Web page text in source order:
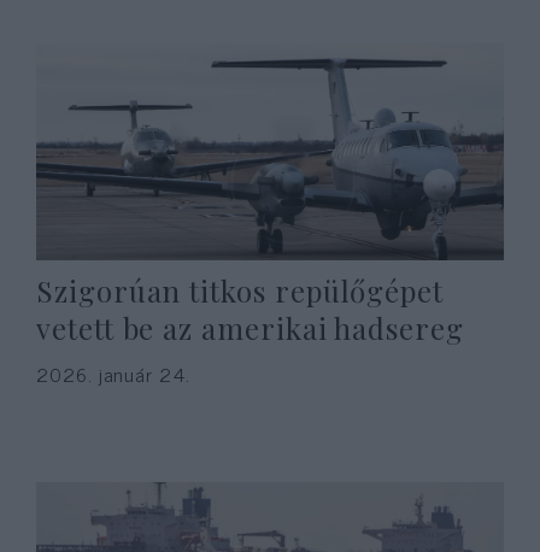
Szigorúan titkos repülőgépet
vetett be az amerikai hadsereg
2026. január 24.